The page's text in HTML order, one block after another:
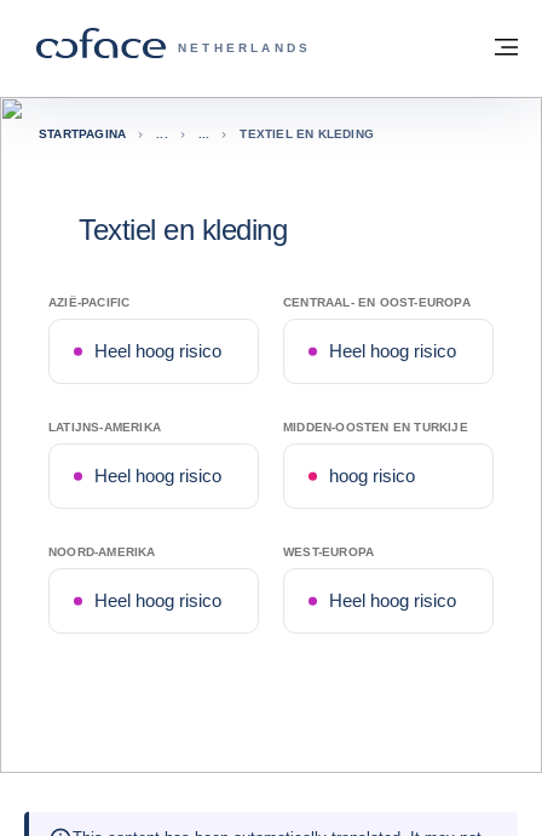
COFACE, FOR TRADE - GROEP
NETHERLANDS
Terug naar startpagina
STARTPAGINA TEXTIEL EN KLEDING
Textiel en kleding
AZIË-PACIFIC
Heel hoog risico
CENTRAAL- EN OOST-EUROPA
Heel hoog risico
LATIJNS-AMERIKA
Heel hoog risico
MIDDEN-OOSTEN EN TURKIJE
hoog risico
NOORD-AMERIKA
Heel hoog risico
WEST-EUROPA
Heel hoog risico